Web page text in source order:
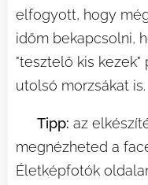
elfogyott, hogy
időm bekapcsolni,
"tesztelő kis
utolsó morzsákat is.
Tipp: az
megnézheted a
Életképfotók